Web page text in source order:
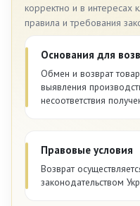
корректно и в интересах
правила и требования
Основания для
Обмен и возврат
выявления
несоответствия
Правовые условия
Возврат
законодательством